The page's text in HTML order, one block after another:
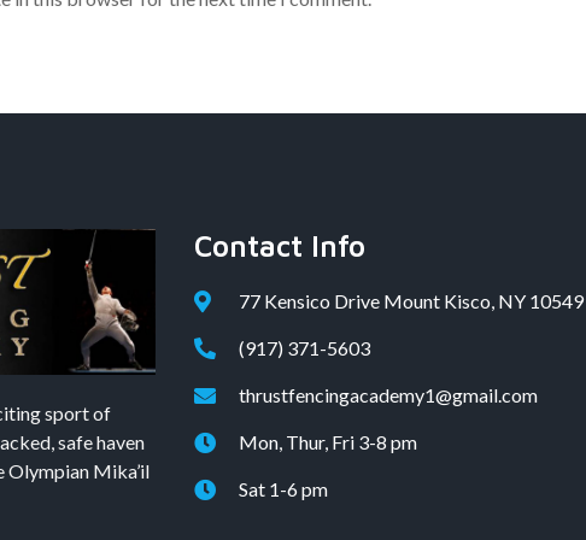
sport of
safe haven
Olympian Mika’il
Contact Info
77 Kensico Drive Mount Kisco, NY 10549
(917) 371-5603
thrustfencingacademy1@gmail.com
Mon, Thur, Fri 3-8 pm
Sat 1-6 pm